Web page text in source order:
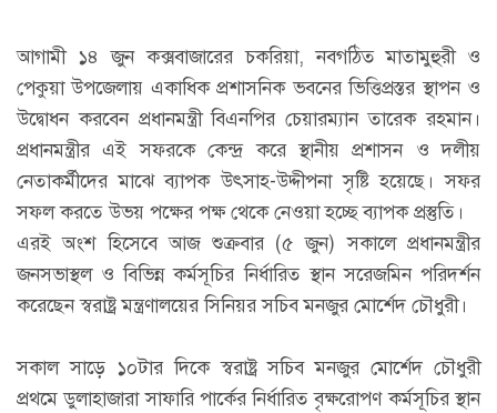
আগামী ১৪ জুন কক্সবাজারের চকরিয়া, নবগঠিত মাতামুহুরী ও
পেকুয়া উপজেলায় একাধিক প্রশাসনিক ভবনের ভিত্তিপ্রস্তর স্থাপন ও
উদ্বোধন করবেন প্রধানমন্ত্রী বিএনপির চেয়ারম্যান তারেক রহমান।
প্রধানমন্ত্রীর এই সফরকে কেন্দ্র করে স্থানীয় প্রশাসন ও দলীয়
নেতাকর্মীদের মাঝে ব্যাপক উৎসাহ-উদ্দীপনা সৃষ্টি হয়েছে। সফর
সফল করতে উভয় পক্ষের পক্ষ থেকে নেওয়া হচ্ছে ব্যাপক প্রস্তুতি।
​এরই অংশ হিসেবে আজ শুক্রবার (৫ জুন) সকালে প্রধানমন্ত্রীর
জনসভাস্থল ও বিভিন্ন কর্মসূচির নির্ধারিত স্থান সরেজমিন পরিদর্শন
করেছেন স্বরাষ্ট্র মন্ত্রণালয়ের সিনিয়র সচিব মনজুর মোর্শেদ চৌধুরী।
সকাল সাড়ে ১০টার দিকে স্বরাষ্ট্র সচিব মনজুর মোর্শেদ চৌধুরী
প্রথমে ডুলাহাজারা সাফারি পার্কের নির্ধারিত বৃক্ষরোপণ কর্মসূচির স্থান